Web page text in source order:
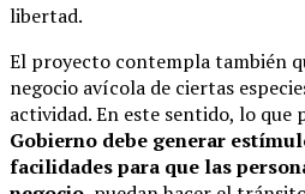
libertad.
El proyecto contempla también
negocio avícola de ciertas
actividad. En este sentido, lo que
Gobierno debe generar
facilidades para que las